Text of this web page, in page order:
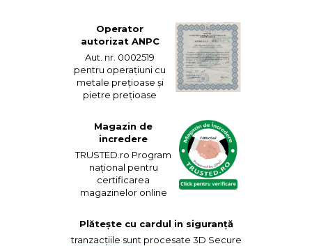
Operator
autorizat ANPC
Aut. nr. 0002519
pentru operațiuni cu
metale prețioase și
pietre prețioase
Magazin de
incredere
TRUSTED.ro Program
național pentru
certificarea
magazinelor online
Plătește cu cardul in siguranță
tranzacțiile sunt procesate 3D Secure